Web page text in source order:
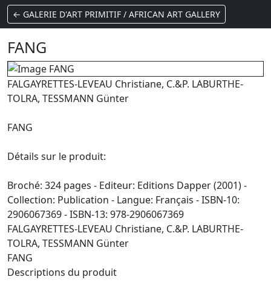
← GALERIE D'ART PRIMITIF / AFRICAN ART GALLERY
FANG
FALGAYRETTES-LEVEAU Christiane, C.&P. LABURTHE-
TOLRA, TESSMANN Günter
FANG
Détails sur le produit:
Broché: 324 pages - Editeur: Editions Dapper (2001) -
Collection: Publication - Langue: Français - ISBN-10:
2906067369 - ISBN-13: 978-2906067369
FALGAYRETTES-LEVEAU Christiane, C.&P. LABURTHE-
TOLRA, TESSMANN Günter
FANG
Descriptions du produit